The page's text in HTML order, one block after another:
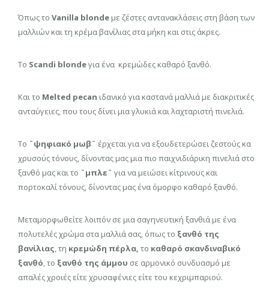
Όπως το Vanilla blonde με ζέστες αντανακλάσεις στη βάση των
μαλλιών και τη κρέμα βανίλιας στα μήκη και στις άκρες.
Το Scandi blondeγια ένα κρεμώδες καθαρό ξανθό.
Και το Melted pecan ιδανικό για καστανά μαλλιά με διακριτικές
ανταύγειες, που τους δίνει μια γλυκιά και λαχταριστή πινελιά.
Το ¨ψηφιακό μωβ¨ έρχεται για να εξουδετερώσει ζεστούς κα
χρυσούς τόνους, δίνοντας μας μια πιο παιχνιδιάρικη πινελιά στο
ξανθό μας και το ¨μπλε¨ για να μειώσει κίτρινους και
πορτοκαλί τόνους, δίνοντας μας ένα όμορφο καθαρό ξανθό.
Μεταμορφωθείτε λοιπόν σε μια σαγηνευτική ξανθιά με ένα
πολυτελές χρώμα στα μαλλιά σας, όπως το ξανθό της
βανίλιας, τη κρεμώδη πέρλα, το καθαρό σκανδιναβικό
ξανθό, το ξανθό της άμμου σε αρμονικό συνδυασμό με
απαλές χροιές είτε χρυσαφένιες είτε του κεχριμπαριού.